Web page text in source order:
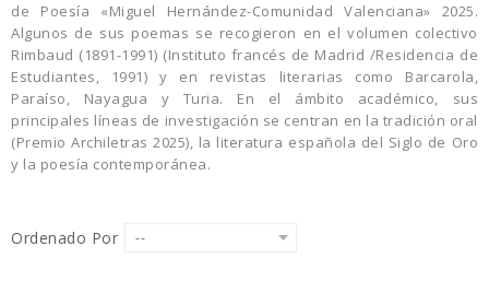
de Poesía «Miguel Hernández-Comunidad Valenciana» 2025.
Algunos de sus poemas se recogieron en el volumen colectivo
Rimbaud (1891-1991) (Instituto francés de Madrid /Residencia de
Estudiantes, 1991) y en revistas literarias como Barcarola,
Paraíso, Nayagua y Turia. En el ámbito académico, sus
principales líneas de investigación se centran en la tradición oral
(Premio Archiletras 2025), la literatura española del Siglo de Oro
y la poesía contemporánea.
Ordenado Por --